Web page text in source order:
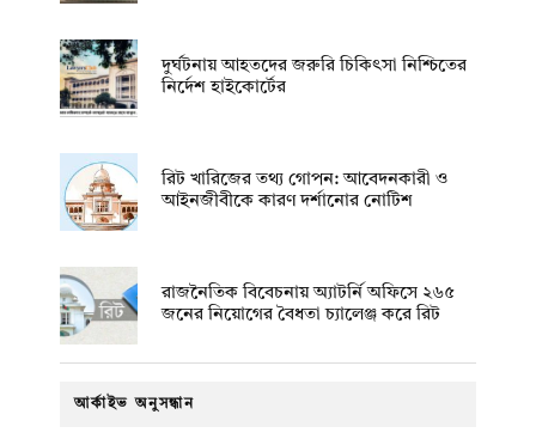
দুর্ঘটনায় আহতদের জরুরি চিকিৎসা নিশ্চিতের
নির্দেশ হাইকোর্টের
রিট খারিজের তথ্য গোপন: আবেদনকারী ও
আইনজীবীকে কারণ দর্শানোর নোটিশ
রাজনৈতিক বিবেচনায় অ‍্যাটর্নি অফিসে ২৬৫
জনের নিয়োগের বৈধতা চ্যালেঞ্জ করে রিট
আর্কাইভ অনুসন্ধান